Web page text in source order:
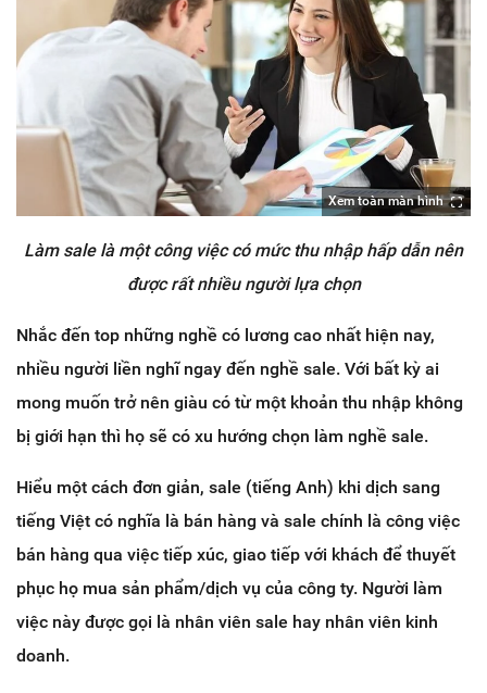
Xem toàn màn hình
Làm sale là một công việc có mức thu nhập hấp dẫn nên
được rất nhiều người lựa chọn
Nhắc đến top những nghề có lương cao nhất hiện nay,
nhiều người liền nghĩ ngay đến nghề sale. Với bất kỳ ai
mong muốn trở nên giàu có từ một khoản thu nhập không
bị giới hạn thì họ sẽ có xu hướng chọn làm nghề sale.
Hiểu một cách đơn giản, sale (tiếng Anh) khi dịch sang
tiếng Việt có nghĩa là bán hàng và sale chính là công việc
bán hàng qua việc tiếp xúc, giao tiếp với khách để thuyết
phục họ mua sản phẩm/dịch vụ của công ty. Người làm
việc này được gọi là nhân viên sale hay nhân viên kinh
doanh.